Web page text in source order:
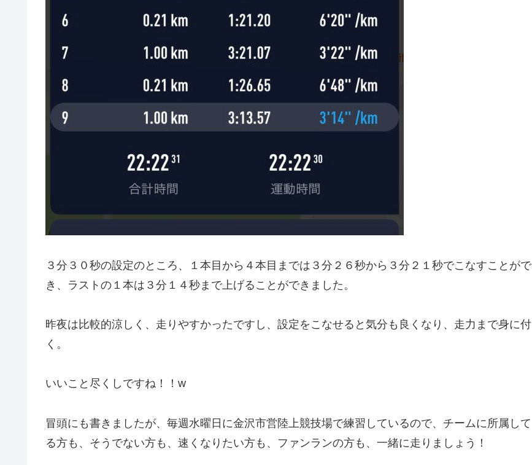
３分３０秒の設定のところ、１本目から４本目までは３分２６秒から３分２１秒でこなすことがで
き、ラストの１本は３分１４秒まで上げることができました。
昨夜は比較的涼しく、走りやすかったですし、設定をこなせると気分も良くなり、走力まで身に付
く。
いいこと尽くしですね！！w
冒頭にも書きましたが、毎週水曜日に金沢市営陸上競技場で練習しているので、チームに所属して
る方も、そうでない方も、速くなりたい方も、ファンランの方も、一緒に走りましょう！